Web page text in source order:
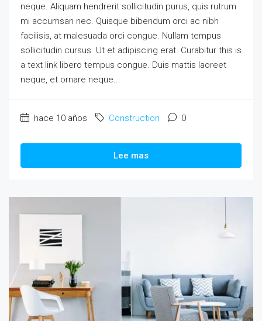
neque. Aliquam hendrerit sollicitudin purus, quis rutrum
mi accumsan nec. Quisque bibendum orci ac nibh
facilisis, at malesuada orci congue. Nullam tempus
sollicitudin cursus. Ut et adipiscing erat. Curabitur this is
a text link libero tempus congue. Duis mattis laoreet
neque, et ornare neque...
hace 10 años Construction 0
Lee mas